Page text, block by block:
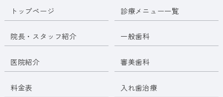
トップページ
院長・スタッフ紹介
医院紹介
料金表
診療メニュー一覧
一般歯科
審美歯科
入れ歯治療